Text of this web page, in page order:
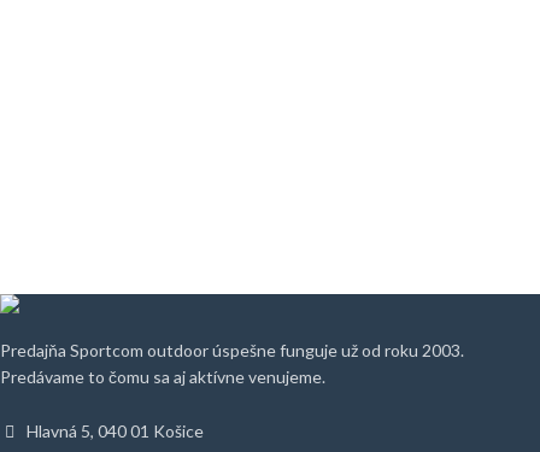
Predajňa Sportcom outdoor úspešne funguje už od roku 2003.
Predávame to čomu sa aj aktívne venujeme.
Hlavná 5, 040 01 Košice